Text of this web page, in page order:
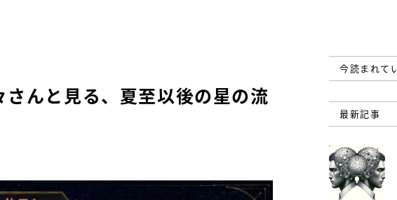
んと見る、夏至以後の星の流
今読まれて
最新記事